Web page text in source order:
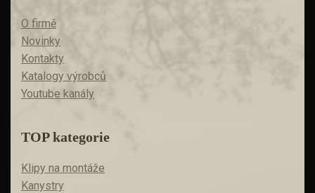
O firmě
Novinky
Kontakty
Katalogy výrobců
Youtube kanály
TOP kategorie
Klipy na montáže
Kanystry